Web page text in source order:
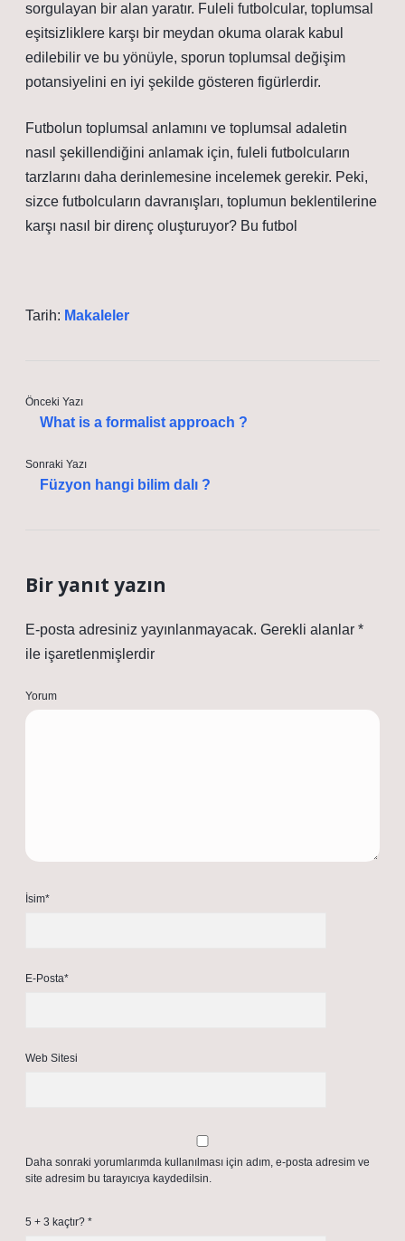
sorgulayan bir alan yaratır. Fuleli futbolcular, toplumsal
eşitsizliklere karşı bir meydan okuma olarak kabul
edilebilir ve bu yönüyle, sporun toplumsal değişim
potansiyelini en iyi şekilde gösteren figürlerdir.
Futbolun toplumsal anlamını ve toplumsal adaletin
nasıl şekillendiğini anlamak için, fuleli futbolcuların
tarzlarını daha derinlemesine incelemek gerekir. Peki,
sizce futbolcuların davranışları, toplumun beklentilerine
karşı nasıl bir direnç oluşturuyor? Bu futbol
Tarih: Makaleler
Önceki Yazı
What is a formalist approach ?
Sonraki Yazı
Füzyon hangi bilim dalı ?
Bir yanıt yazın
E-posta adresiniz yayınlanmayacak. Gerekli alanlar *
ile işaretlenmişlerdir
Yorum
İsim*
E-Posta*
Web Sitesi
Daha sonraki yorumlarımda kullanılması için adım, e-posta adresim ve
site adresim bu tarayıcıya kaydedilsin.
5 + 3 kaçtır? *